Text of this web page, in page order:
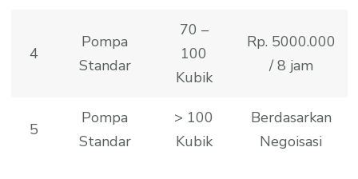
4
Pompa
Standar
70 –
100
Kubik
Rp. 5000.000
/ 8 jam
5
Pompa
Standar
> 100
Kubik
Berdasarkan
Negoisasi